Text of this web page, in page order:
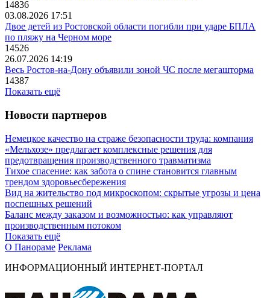
14836
03.08.2026 17:51
Двое детей из Ростовской области погибли при ударе БПЛА
по пляжу на Черном море
14526
26.07.2026 14:19
Весь Ростов-на-Дону объявили зоной ЧС после мегашторма
14387
Показать ещё
Новости партнеров
Немецкое качество на страже безопасности труда: компания
«Мельхозе» предлагает комплексные решения для
предотвращения производственного травматизма
Тихое спасение: как забота о спине становится главным
трендом здоровьесбережения
Вид на жительство под микроскопом: скрытые угрозы и цена
поспешных решений
Баланс между заказом и возможностью: как управляют
производственным потоком
Показать ещё
О Панораме Реклама
ИНФОРМАЦИОННЫЙ ИНТЕРНЕТ-ПОРТАЛ